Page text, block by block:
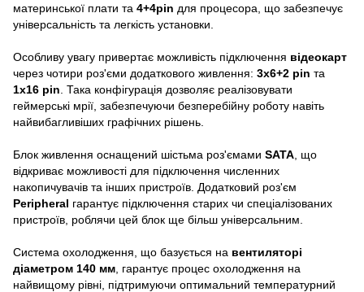
материнської плати та 4+4pin для процесора, що забезпечує
універсальність та легкість установки.
Особливу увагу привертає можливість підключення відеокарт
через чотири роз'єми додаткового живлення: 3x6+2 pin та
1x16 pin . Така конфігурація дозволяє реалізовувати
геймерські мрії, забезпечуючи безперебійну роботу навіть
найвибагливіших графічних рішень.
Блок живлення оснащений шістьма роз'ємами SATA , що
відкриває можливості для підключення численних
накопичувачів та інших пристроїв. Додатковий роз'єм
Peripheral гарантує підключення старих чи спеціалізованих
пристроїв, роблячи цей блок ще більш універсальним.
Система охолодження, що базується на вентиляторі
діаметром 140 мм , гарантує процес охолодження на
найвищому рівні, підтримуючи оптимальний температурний